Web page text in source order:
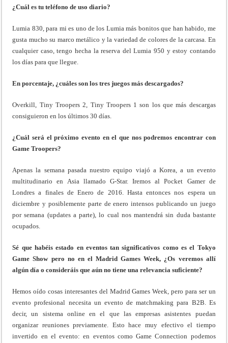
¿Cuál es tu teléfono de uso diario?
Lumia 830, para mi es uno de los Lumia más bonitos que han habido, me
gusta mucho su marco metálico y la variedad de colores de la carcasa. En
cualquier caso, tengo hecha la reserva del Lumia 950 y estoy contando
los días para que llegue.
En porcentaje, ¿cuáles son los tres juegos más descargados?
Overkill, Tiny Troopers 2, Tiny Troopers 1 son los que más descargas
consiguieron en los últimos 30 días.
¿Cuál será el próximo evento en el que nos podremos encontrar con
Game Troopers?
Apenas la semana pasada nuestro equipo viajó a Korea, a un evento
multitudinario en Asia llamado G-Star. Iremos al Pocket Gamer de
Londres a finales de Enero de 2016. Hasta entonces nos espera un
diciembre y posiblemente parte de enero intensos publicando un juego
por semana (updates a parte), lo cual nos mantendrá sin duda bastante
ocupados.
Sé que habéis estado en eventos tan significativos como es el Tokyo
Game Show pero no en el Madrid Games Week, ¿Os veremos allí
algún día o consideráis que aún no tiene una relevancia suficiente?
Hemos oído cosas interesantes del Madrid Games Week, pero para ser un
evento profesional necesita un evento de matchmaking para B2B. Es
decir, un sistema online en el que las empresas asistentes puedan
organizar reuniones previamente. Esto hace muy efectivo el tiempo
invertido en el evento: en eventos como Game Connection podemos